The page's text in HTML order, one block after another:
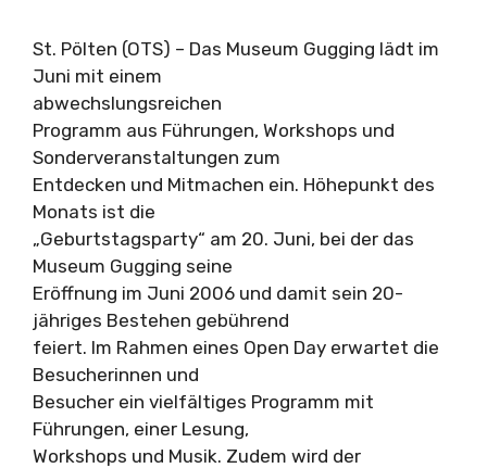
St. Pölten (OTS) – Das Museum Gugging lädt im
Juni mit einem
abwechslungsreichen
Programm aus Führungen, Workshops und
Sonderveranstaltungen zum
Entdecken und Mitmachen ein. Höhepunkt des
Monats ist die
„Geburtstagsparty“ am 20. Juni, bei der das
Museum Gugging seine
Eröffnung im Juni 2006 und damit sein 20-
jähriges Bestehen gebührend
feiert. Im Rahmen eines Open Day erwartet die
Besucherinnen und
Besucher ein vielfältiges Programm mit
Führungen, einer Lesung,
Workshops und Musik. Zudem wird der